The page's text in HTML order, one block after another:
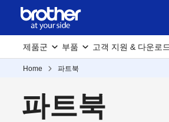
제품군 부품 고객 지원 & 다운로드
Home 파트북
파트북